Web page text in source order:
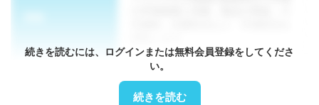
電話調査、IDI、市場情報、法務
続きを読むには、ログインまたは無料会員登録をしてくださ
い。
続きを読む